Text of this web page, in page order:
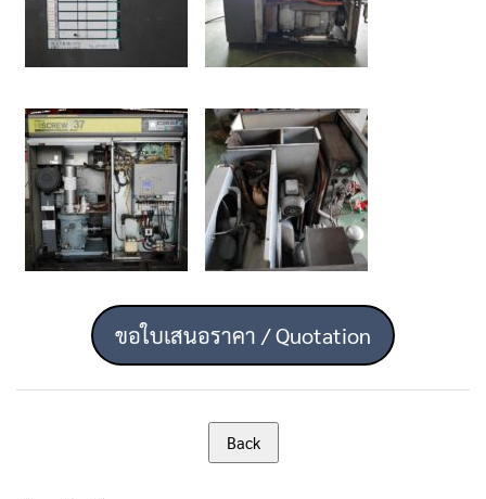
ขอใบเสนอราคา / Quotation